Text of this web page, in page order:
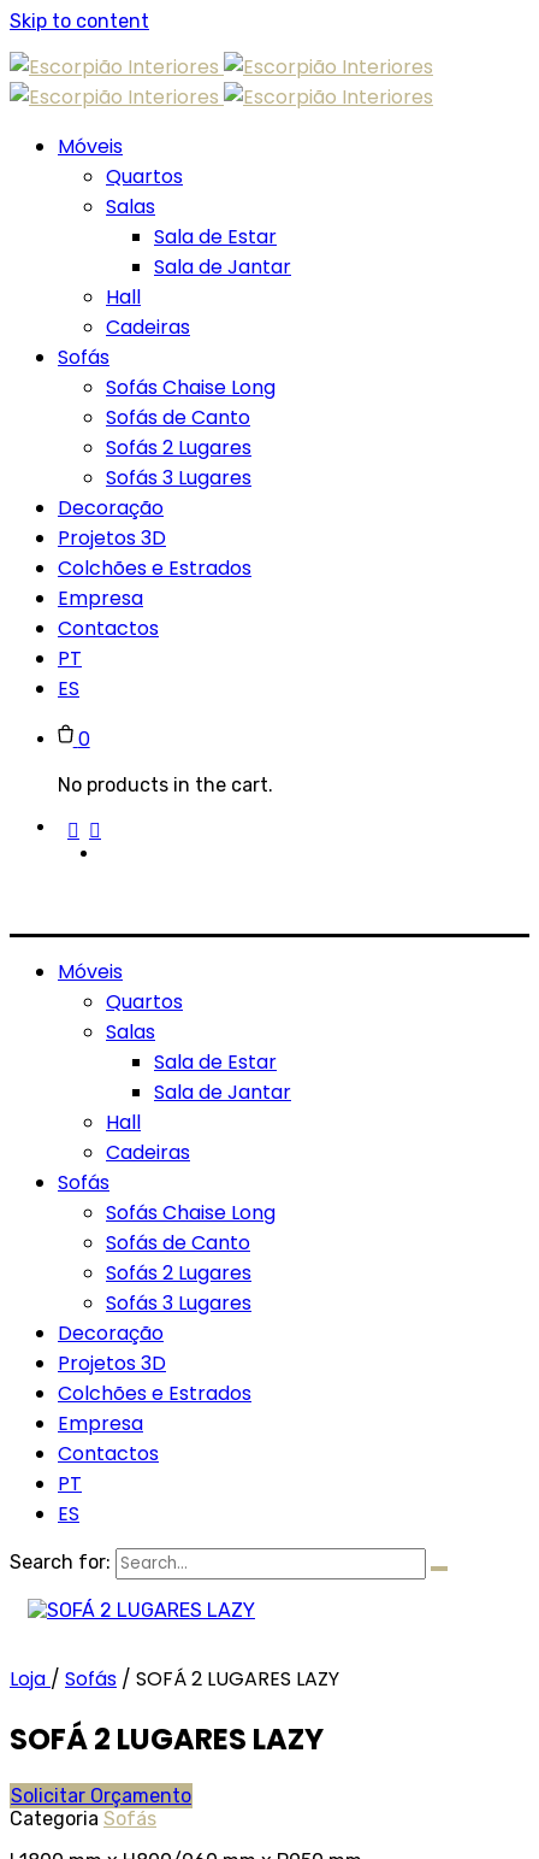
Skip to content
Móveis
Quartos
Salas
Sala de Estar
Sala de Jantar
Hall
Cadeiras
Sofás
Sofás Chaise Long
Sofás de Canto
Sofás 2 Lugares
Sofás 3 Lugares
Decoração
Projetos 3D
Colchões e Estrados
Empresa
Contactos
PT
ES
0
No products in the cart.
Móveis
Quartos
Salas
Sala de Estar
Sala de Jantar
Hall
Cadeiras
Sofás
Sofás Chaise Long
Sofás de Canto
Sofás 2 Lugares
Sofás 3 Lugares
Decoração
Projetos 3D
Colchões e Estrados
Empresa
Contactos
PT
ES
Search for:
Loja / Sofás / SOFÁ 2 LUGARES LAZY
SOFÁ 2 LUGARES LAZY
Solicitar Orçamento
Categoria Sofás